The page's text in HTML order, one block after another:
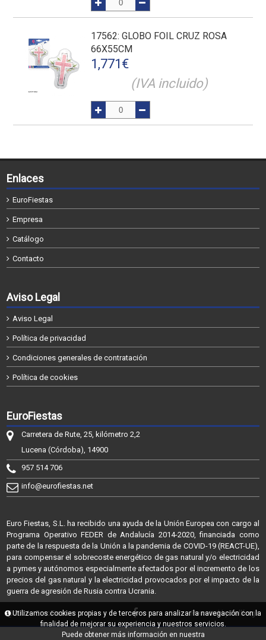
17562: GLOBO FOIL CRUZ ROSA
66X55CM
1,771 €
(IVA incluido)
Enlaces
EuroFiestas
Empresa
Catálogo
Contacto
Aviso Legal
Aviso Legal
Política de privacidad
Condiciones generales de contratación
Política de cookies
EuroFiestas
Carretera de Rute, 25, kilómetro 2,2
Lucena (Córdoba), 14900
957 514 706
info@eurofiestas.net
Euro Fiestas, S.L. ha recibido una ayuda de la Unión Europea con cargo al
Programa Operativo FEDER de Andalucía 2014-2020, financiada como
parte de la respuesta de la Unión a la pandemia de COVID-19 (REACT-UE),
para compensar el sobrecoste energético de gas natural y/o electricidad
a pymes y autónomos especialmente afectados por el incremento de los
precios del gas natural y la electricidad provocados por el impacto de la
guerra de agresión de Rusia contra Ucrania.
@2026 - EuroFiestas Powered by Sellforge
Utilizamos cookies propias y de terceros para analizar la navegación con la
finalidad de mejorar su experiencia y nuestros servicios.
Puede obtener más información en nuestra